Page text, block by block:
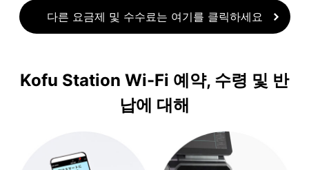
다른 요금제 및 수수료는 여기를 클릭하세요
Kofu Station Wi-Fi 예약, 수령 및 반
납에 대해